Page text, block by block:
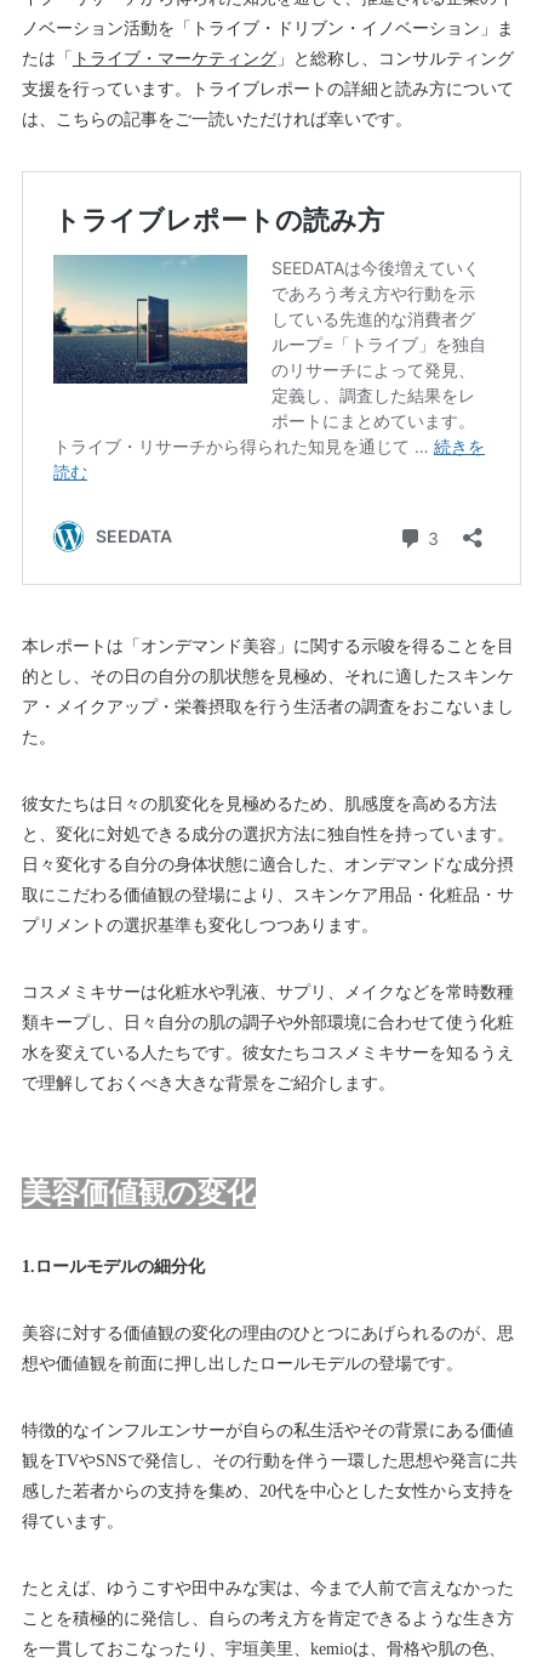
ノベーション活動を「トライブ・ドリブン・イノベーション」ま
たは「
トライブ・マーケティング」と総称し、コンサルティング
支援を行っています。トライブレポートの詳細と読み方について
は、こちらの記事をご一読いただければ幸いです。
本レポートは「オンデマンド美容」に関する示唆を得ることを目
的とし、その日の自分の肌状態を見極め、それに適したスキンケ
ア・メイクアップ・栄養摂取を行う生活者の調査をおこないまし
た。
彼女たちは日々の肌変化を見極めるため、肌感度を高める方法
と、変化に対処できる成分の選択方法に独自性を持っています。
日々変化する自分の身体状態に適合した、オンデマンドな成分摂
取にこだわる価値観の登場により、スキンケア用品・化粧品・サ
プリメントの選択基準も変化しつつあります。
コスメミキサーは化粧水や乳液、サプリ、メイクなどを常時数種
類キープし、日々自分の肌の調子や外部環境に合わせて使う化粧
水を変えている人たちです。彼女たちコスメミキサーを知るうえ
で理解しておくべき大きな背景をご紹介します。
美容価値観の変化
1.ロールモデルの細分化
美容に対する価値観の変化の理由のひとつにあげられるのが、思
想や価値観を前面に押し出したロールモデルの登場です。
特徴的なインフルエンサーが自らの私生活やその背景にある価値
観をTVやSNSで発信し、その行動を伴う一環した思想や発言に共
感した若者からの支持を集め、20代を中心とした女性から支持を
得ています。
たとえば、ゆうこすや田中みな実は、今まで人前で言えなかった
ことを積極的に発信し、自らの考え方を肯定できるような生き方
を一貫しておこなったり、宇垣美里、kemioは、骨格や肌の色、